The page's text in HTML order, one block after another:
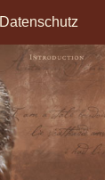
Datenschutz